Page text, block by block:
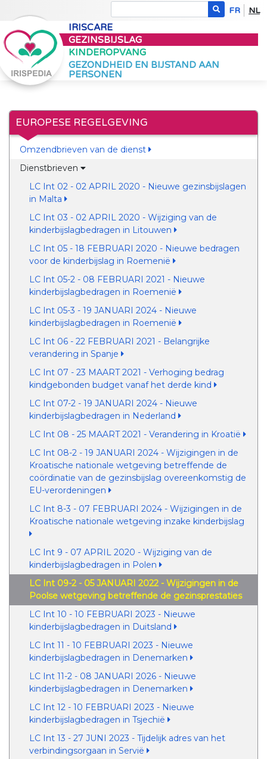
FR NL
IRISCARE
GEZINSBIJSLAG
KINDEROPVANG
GEZONDHEID EN BIJSTAND AAN
PERSONEN
EUROPESE REGELGEVING
Omzendbrieven van de dienst
Dienstbrieven
LC Int 02 - 02 APRIL 2020 - Nieuwe gezinsbijslagen
in Malta
LC Int 03 - 02 APRIL 2020 - Wijziging van de
kinderbijslagbedragen in Litouwen
LC Int 05 - 18 FEBRUARI 2020 - Nieuwe bedragen
voor de kinderbijslag in Roemenië
LC Int 05-2 - 08 FEBRUARI 2021 - Nieuwe
kinderbijslagbedragen in Roemenië
LC Int 05-3 - 19 JANUARI 2024 - Nieuwe
kinderbijslagbedragen in Roemenië
LC Int 06 - 22 FEBRUARI 2021 - Belangrijke
verandering in Spanje
LC Int 07 - 23 MAART 2021 - Verhoging bedrag
kindgebonden budget vanaf het derde kind
LC Int 07-2 - 19 JANUARI 2024 - Nieuwe
kinderbijslagbedragen in Nederland
LC Int 08 - 25 MAART 2021 - Verandering in Kroatië
LC Int 08-2 - 19 JANUARI 2024 - Wijzigingen in de
Kroatische nationale wetgeving betreffende de
coördinatie van de gezinsbijslag overeenkomstig de
EU-verordeningen
LC Int 8-3 - 07 FEBRUARI 2024 - Wijzigingen in de
Kroatische nationale wetgeving inzake kinderbijslag
LC Int 9 - 07 APRIL 2020 - Wijziging van de
kinderbijslagbedragen in Polen
LC Int 09-2 - 05 JANUARI 2022 - Wijzigingen in de
Poolse wetgeving betreffende de gezinsprestaties
LC Int 10 - 10 FEBRUARI 2023 - Nieuwe
kinderbijslagbedragen in Duitsland
LC Int 11 - 10 FEBRUARI 2023 - Nieuwe
kinderbijslagbedragen in Denemarken
LC Int 11-2 - 08 JANUARI 2026 - Nieuwe
kinderbijslagbedragen in Denemarken
LC Int 12 - 10 FEBRUARI 2023 - Nieuwe
kinderbijslagbedragen in Tsjechië
LC Int 13 - 27 JUNI 2023 - Tijdelijk adres van het
verbindingsorgaan in Servië